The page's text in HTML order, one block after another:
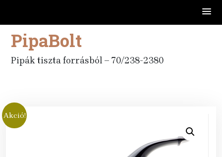
Skip
content
PipaBolt
Pipák tiszta forrásból – 70/238-2380
Akció!